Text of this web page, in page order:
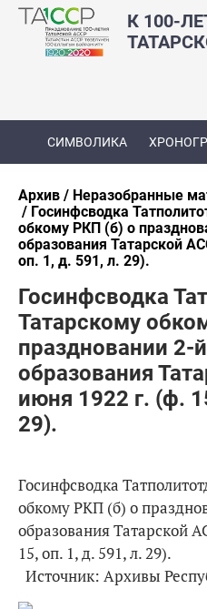
К 100-
СИМВОЛИКА
Архив
Неразобранные
Госинфсводка
обкому РКП (б) о
образования Татарской
оп. 1, д. 591, л. 29).
Госинфсводка
Татарскому
праздновании
образования
июня 1922 г. (ф.
29).
Госинфсводка
обкому РКП (б) о
образования Татарской
15, оп. 1, д. 591, л. 29).
Источник: Архивы